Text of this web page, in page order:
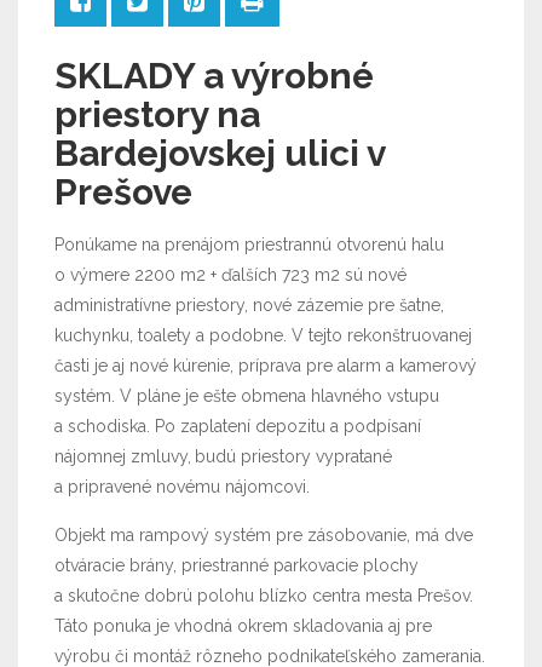
SKLADY a výrobné
priestory na
Bardejovskej ulici v
Prešove
Ponúkame na prenájom priestrannú otvorenú halu
o výmere 2200 m2 + ďalších 723 m2 sú nové
administratívne priestory, nové zázemie pre šatne,
kuchynku, toalety a podobne. V tejto rekonštruovanej
časti je aj nové kúrenie, príprava pre alarm a kamerový
systém. V pláne je ešte obmena hlavného vstupu
a schodiska. Po zaplatení depozitu a podpísaní
nájomnej zmluvy, budú priestory vypratané
a pripravené novému nájomcovi.
Objekt ma rampový systém pre zásobovanie, má dve
otváracie brány, priestranné parkovacie plochy
a skutočne dobrú polohu blízko centra mesta Prešov.
Táto ponuka je vhodná okrem skladovania aj pre
výrobu či montáž rôzneho podnikateľského zamerania.